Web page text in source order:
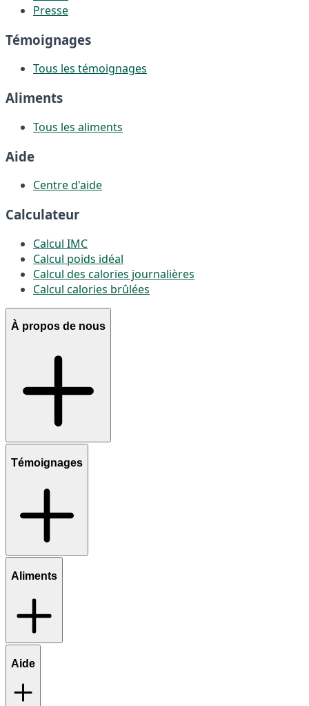
Presse
Témoignages
Tous les témoignages
Aliments
Tous les aliments
Aide
Centre d'aide
Calculateur
Calcul IMC
Calcul poids idéal
Calcul des calories journalières
Calcul calories brûlées
À propos de nous
Témoignages
Aliments
Aide